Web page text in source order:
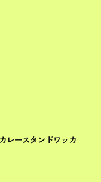
レースタンドワッカ